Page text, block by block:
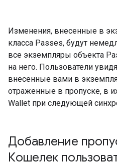
Изменения, внесенные в
класса Passes, будут
все экземпляры объекта
на него. Пользователи
внесенные вами в
отраженные в пропуске, в
Wallet при следующей
Добавление
Кошелек